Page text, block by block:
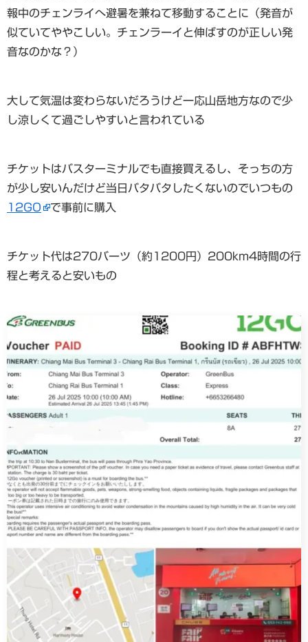
報中のチェンライへ避暑を兼ねて移動することに（発音が
似ていてややこしい。チェンラーイと伸ばすのが正しい発
音なのかな？）
大して気温は変わらないだろうけど一応山岳地方なので少
し涼しくて過ごしやすいと言われている
チケットはバスターミナルでも直接買えるし、そっちの方
が少し安いんだけど当日バタバタしたくないのでいつもの
12GO
で事前に購入
チケット代は270バーツ（約1200円）200km4時間の行
程と考えると安いもの